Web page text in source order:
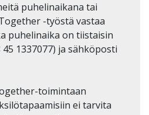
puhelinaikana tai
-työstä vastaa
puhelinaika on tiistaisin
1337077) ja sähköposti
toimintaan
ei tarvita